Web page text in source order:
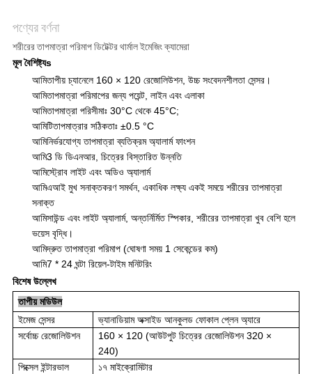
পণ্যের বর্ণনা
শরীরের তাপমাত্রা পরিমাপ ডিটেক্টর থার্মাল ইমেজিং ক্যামেরা
মূল বৈশিষ্ট্যs
আমিতাপীয় চ্যানেলে 160 × 120 রেজোলিউশন, উচ্চ সংবেদনশীলতা সেন্সর।
আমিতাপমাত্রা পরিমাপের জন্য পয়েন্ট, লাইন এবং এলাকা
আমিতাপমাত্রা পরিসীমাঃ 30°C থেকে 45°C;
আমিটিতাপমাত্রার সঠিকতাঃ ±0.5 °C
আমিনির্ভরযোগ্য তাপমাত্রা ব্যতিক্রম অ্যালার্ম ফাংশন
আমি3 ডি ডিএনআর, চিত্রের বিস্তারিত উন্নতি
আমিস্ট্রোব লাইট এবং অডিও অ্যালার্ম
আমিএআই মুখ সনাক্তকরণ সমর্থন, একাধিক লক্ষ্য একই সময়ে শরীরের তাপমাত্রা
সনাক্ত
আমিসাউন্ড এবং লাইট অ্যালার্ম, অন্তর্নির্মিত স্পিকার, শরীরের তাপমাত্রা খুব বেশি হলে
ভয়েস বৃদ্ধি।
আমিদ্রুত তাপমাত্রা পরিমাপ (ঘোষণা সময় 1 সেকেন্ডের কম)
আমি7 * 24 ঘন্টা রিয়েল-টাইম মনিটরিং
বিশেষ উল্লেখ
তাপীয় মডিউল
ইমেজ সেন্সর
ভ্যানাডিয়াম অক্সাইড আনকুলড ফোকাল প্লেন অ্যারে
সর্বোচ্চ রেজোলিউশন
160 × 120 (আউটপুট চিত্রের রেজোলিউশন 320 ×
240)
পিক্সেল ইন্টারভাল
১৭ মাইক্রোমিটার